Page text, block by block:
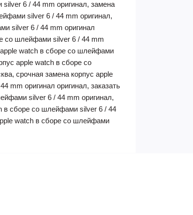
6 / 44 mm оригинал, замена
silver 6 / 44 mm оригинал,
silver 6 / 44 mm оригинал
со шлейфами silver 6 / 44 mm
watch в сборе со шлейфами
apple watch в сборе со
срочная замена корпус apple
mm оригинал оригинал, заказать
silver 6 / 44 mm оригинал,
в сборе со шлейфами silver 6 / 44
watch в сборе со шлейфами